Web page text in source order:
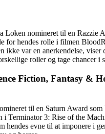
Loken nomineret til en Razzie
for hendes rolle i filmen
ikke var en anerkendelse, viser
roller og tage chancer i
Fiction, Fantasy &
til en Saturn Award som
i Terminator 3: Rise of the
hendes evne til at imponere i